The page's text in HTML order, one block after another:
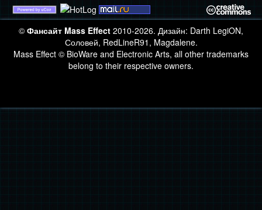
© Фансайт Mass Effect 2010-2026. Дизайн: Darth LegiON,
Соловей, RedLineR91, Magdalene.
Mass Effect © BioWare and Electronic Arts, all other trademarks
belong to their respective owners.